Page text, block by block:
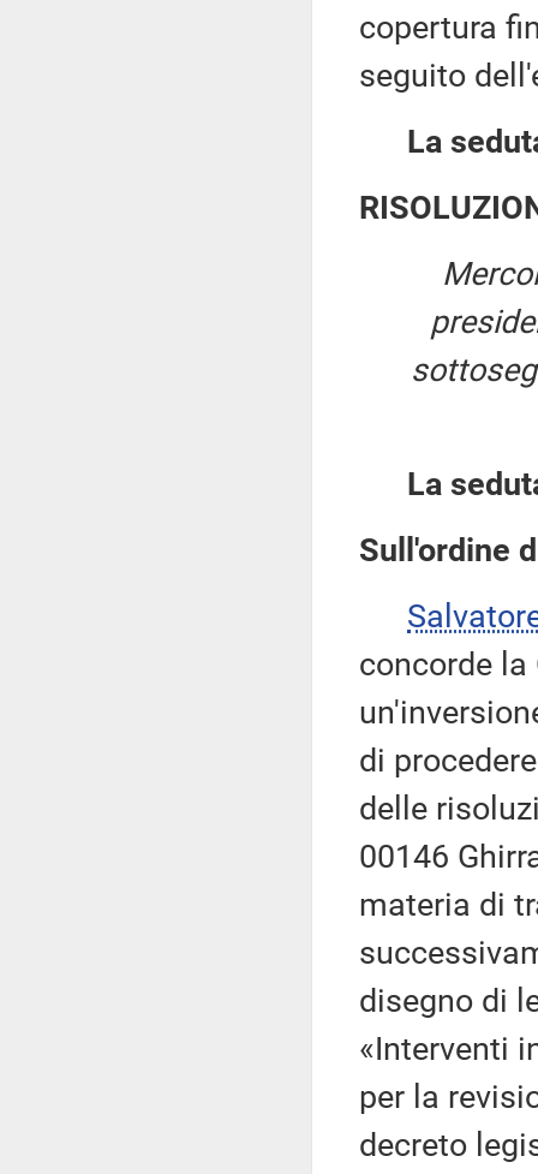
copertura
seguito
La
La
Sull'ordine
concorde la
di
delle
00146
materia di
disegno di
«Interventi
per la
decreto